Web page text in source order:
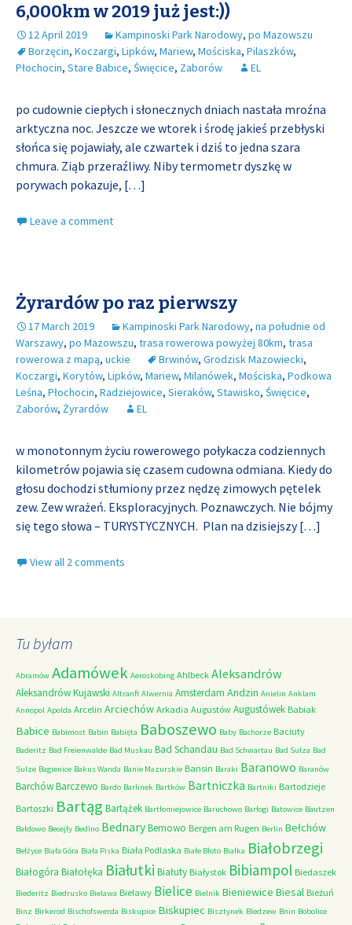
6,000km w 2019 już jest:))
12 April 2019 Kampinoski Park Narodowy, po Mazowszu
Borzęcin, Koczargi, Lipków, Mariew, Mościska, Pilaszków,
Płochocin, Stare Babice, Święcice, Zaborów EL
po cudownie ciepłych i słonecznych dniach nastała mroźna
arktyczna noc. Jeszcze we wtorek i środę jakieś przebłyski
słońca się pojawiały, ale czwartek i dziś to jedna szara
chmura. Ziąb przeraźliwy. Niby termometr dyszkę w
porywach pokazuje, […]
Leave a comment
Żyrardów po raz pierwszy
17 March 2019 Kampinoski Park Narodowy, na południe od
Warszawy, po Mazowszu, trasa rowerowa powyżej 80km, trasa
rowerowa z mapą, uckie Brwinów, Grodzisk Mazowiecki,
Koczargi, Korytów, Lipków, Mariew, Milanówek, Mościska, Podkowa
Leśna, Płochocin, Radziejowice, Sieraków, Stawisko, Święcice,
Zaborów, Żyrardów EL
w monotonnym życiu rowerowego połykacza codziennych
kilometrów pojawia się czasem cudowna odmiana. Kiedy do
głosu dochodzi stłumiony przez nędzę zimowych pętelek
zew. Zew wrażeń. Eksploracyjnych. Poznawczych. Nie bójmy
się tego słowa – TURYSTYCZNYCH. Plan na dzisiejszy[…]
View all 2 comments
Tu byłam
Abramów Adamówek Aeroskobing Ahlbeck Aleksandrów
Aleksandrów Kujawski Altranft Alwernia Amsterdam Andzin Anielin Anklam
Annopol Apolda Arcelin Arciechów Arkadia Augustów Augustówek Babiak
Babice Babimost Babin Babięta Baboszewo Baby Bachorze Baciuty
Baderitz Bad Freienwalde Bad Muskau Bad Schandau Bad Schwartau Bad Sulza Bad
Sulze Bagienice Bakus Wanda Banie Mazurskie Bansin Baraki Baranowo Baranów
BarchówBarczewo Bardo Barlinek Bartków Bartniczka Bartniki Bartodzieje
Bartoszki Bartąg Bartążek Bartłomiejowice Baruchowo Barłogi Batowice Bautzen
Bałdowo Becejły Bedlno BednaryBemowo Bergen am Rugen Berlin Bełchów
Bełżyce Biała Góra Biała Piska Biała Podlaska Białe Błoto Białka Białobrzegi
Białogóra Białołęka Białutki Białuty Białystok Bibiampol Biedaszek
Biederitz Biedrusko Bielawa Bielawy Bielice Bielnik Bieniewice Biesal Bieżuń
Binz Birkerod Bischofswerda Biskupice Biskupiec Bisztynek Bledzew Bnin Bobolice